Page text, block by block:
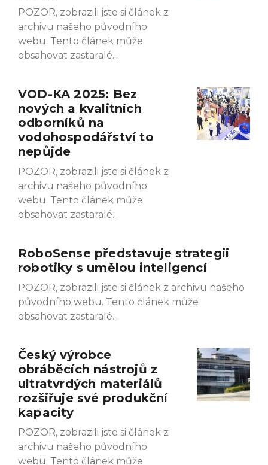
POZOR, zobrazili jste si článek z
archivu našeho původního
webu. Tento článek může
obsahovat zastaralé
VOD-KA 2025: Bez
nových a kvalitních
odborníků na
vodohospodářství to
nepůjde
POZOR, zobrazili jste si článek z
archivu našeho původního
webu. Tento článek může
obsahovat zastaralé
RoboSense představuje strategii
robotiky s umělou inteligencí
POZOR, zobrazili jste si článek z archivu našeho
původního webu. Tento článek může
obsahovat zastaralé
Český výrobce
obráběcích nástrojů z
ultratvrdých materiálů
rozšiřuje své produkční
kapacity
POZOR, zobrazili jste si článek z
archivu našeho původního
webu. Tento článek může